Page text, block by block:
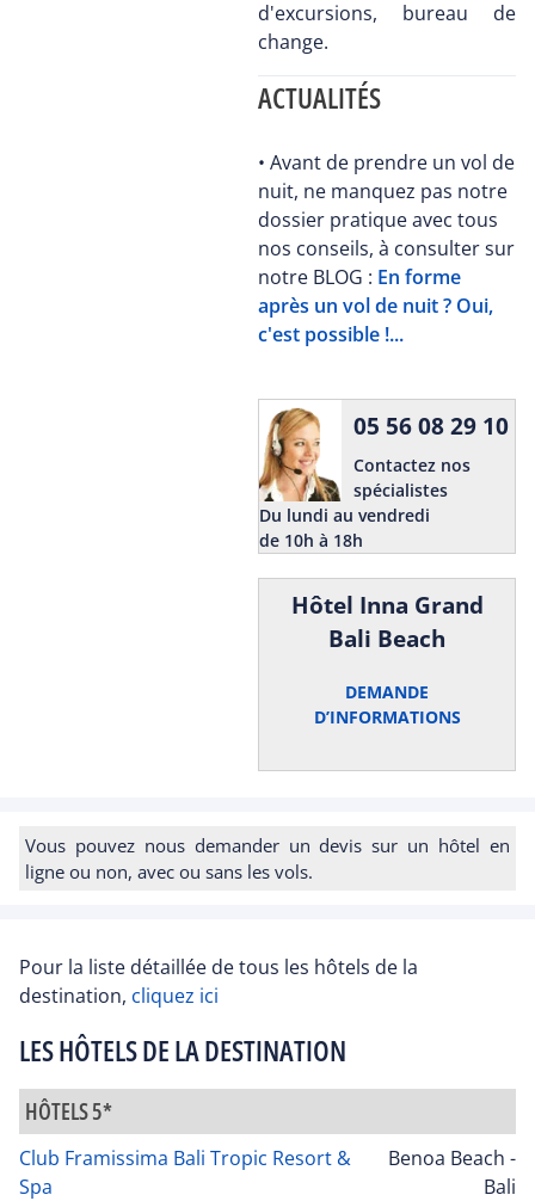
d'excursions, bureau de
change.
ACTUALITÉS
• Avant de prendre un vol de
nuit, ne manquez pas notre
dossier pratique avec tous
nos conseils, à consulter sur
notre BLOG : En forme
après un vol de nuit ? Oui,
c'est possible !...
05 56 08 29 10
Contactez nos
spécialistes
Du lundi au vendredi
de 10h à 18h
Hôtel Inna Grand
Bali Beach
DEMANDE
D’INFORMATIONS
Vous pouvez nous demander un devis sur un hôtel en
ligne ou non, avec ou sans les vols.
Pour la liste détaillée de tous les hôtels de la
destination, cliquez ici
LES HÔTELS DE LA DESTINATION
HÔTELS 5*
Club Framissima Bali Tropic Resort &
Spa
Benoa Beach -
Bali